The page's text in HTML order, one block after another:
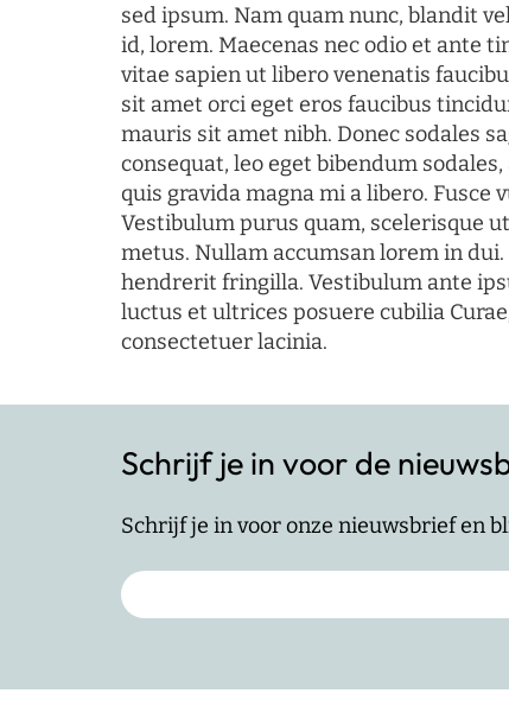
sed ipsum. Nam quam nunc, blandit
id, lorem. Maecenas nec odio et ante
vitae sapien ut libero venenatis
sit amet orci eget eros faucibus
mauris sit amet nibh. Donec sodales
consequat, leo eget bibendum
quis gravida magna mi a libero. Fusce
Vestibulum purus quam, scelerisque
metus. Nullam accumsan lorem in
hendrerit fringilla. Vestibulum ante
luctus et ultrices posuere cubilia
consectetuer lacinia.
Schrijf je in voor de
Schrijf je in voor onze nieuwsbrief en